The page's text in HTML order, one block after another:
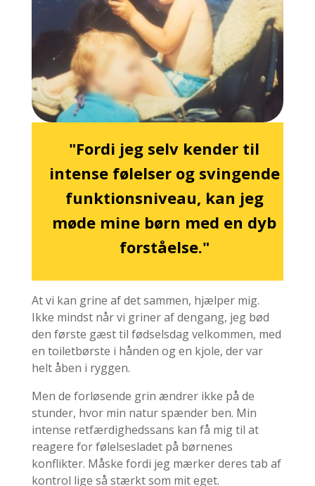
"Fordi jeg selv kender til
intense følelser og svingende
funktionsniveau, kan jeg
møde mine børn med en dyb
forståelse."
At vi kan grine af det sammen, hjælper mig.
Ikke mindst når vi griner af dengang, jeg bød
den første gæst til fødselsdag velkommen, med
en toiletbørste i hånden og en kjole, der var
helt åben i ryggen.
Men de forløsende grin ændrer ikke på de
stunder, hvor min natur spænder ben. Min
intense retfærdighedssans kan få mig til at
reagere for følelsesladet på børnenes
konflikter. Måske fordi jeg mærker deres tab af
kontrol lige så stærkt som mit eget.